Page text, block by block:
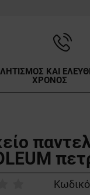
ΚΑΙ
ΧΡΟΝΟΣ